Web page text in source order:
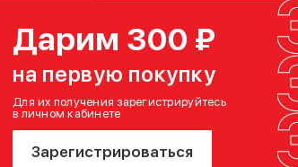
Дарим 300 ₽
на первую покупку
Для их получения зарегистрируйтесь
в личном кабинете
Зарегистрироваться